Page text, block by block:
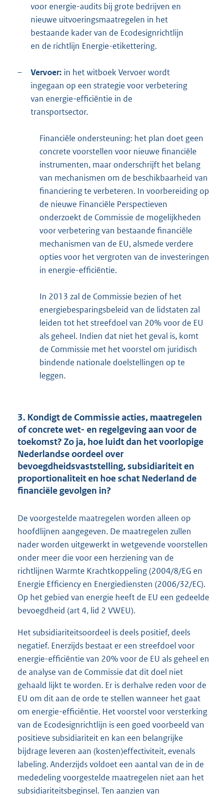
voor energie-audits bij grote bedrijven en
nieuwe uitvoeringsmaatregelen in het
bestaande kader van de Ecodesignrichtlijn
en de richtlijn Energie-etikettering.
– Vervoer: in het witboek Vervoer wordt
ingegaan op een strategie voor verbetering
van energie-efficiëntie in de
transportsector.
Financiële ondersteuning: het plan doet geen
concrete voorstellen voor nieuwe financiële
instrumenten, maar onderschrijft het belang
van mechanismen om de beschikbaarheid van
financiering te verbeteren. In voorbereiding op
de nieuwe Financiële Perspectieven
onderzoekt de Commissie de mogelijkheden
voor verbetering van bestaande financiële
mechanismen van de EU, alsmede verdere
opties voor het vergroten van de investeringen
in energie-efficiëntie.
In 2013 zal de Commissie bezien of het
energiebesparingsbeleid van de lidstaten zal
leiden tot het streefdoel van 20% voor de EU
als geheel. Indien dat niet het geval is, komt
de Commissie met het voorstel om juridisch
bindende nationale doelstellingen op te
leggen.
3. Kondigt de Commissie acties, maatregelen
of concrete wet- en regelgeving aan voor de
toekomst? Zo ja, hoe luidt dan het voorlopige
Nederlandse oordeel over
bevoegdheidsvaststelling, subsidiariteit en
proportionaliteit en hoe schat Nederland de
financiële gevolgen in?
De voorgestelde maatregelen worden alleen op
hoofdlijnen aangegeven. De maatregelen zullen
nader worden uitgewerkt in wetgevende voorstellen
onder meer die voor een herziening van de
richtlijnen Warmte Krachtkoppeling (2004/8/EG en
Energie Efficiency en Energiediensten (2006/32/EC).
Op het gebied van energie heeft de EU een gedeelde
bevoegdheid (art 4, lid 2 VWEU).
Het subsidiariteitsoordeel is deels positief, deels
negatief. Enerzijds bestaat er een streefdoel voor
energie-efficiëntie van 20% voor de EU als geheel en
de analyse van de Commissie dat dit doel niet
gehaald lijkt te worden. Er is derhalve reden voor de
EU om dit aan de orde te stellen wanneer het gaat
om energie-efficiëntie. Het voorstel voor versterking
van de Ecodesignrichtlijn is een goed voorbeeld van
positieve subsidiariteit en kan een belangrijke
bijdrage leveren aan (kosten)effectiviteit, evenals
labeling. Anderzijds voldoet een aantal van de in de
mededeling voorgestelde maatregelen niet aan het
subsidiariteitsbeginsel. Ten aanzien van